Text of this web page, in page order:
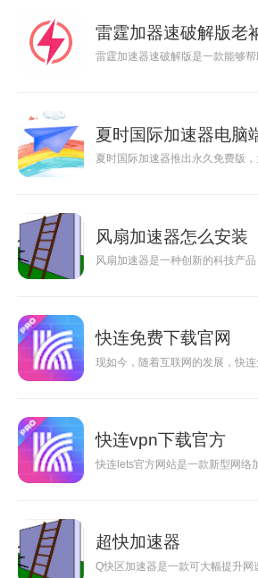
雷霆加器速破解版老
雷霆加速器速破解版是一款能够
夏时国际加速器电脑
夏时国际加速器推出永久免费版
风扇加速器怎么安装
风扇加速器是一种创新的科技产
快连免费下载官网
现如今，随着互联网的发展，快
快连vpn下载官方
快连lets官方网站是一款新型网络
超快加速器
Q快区加速器是一款可大幅提升